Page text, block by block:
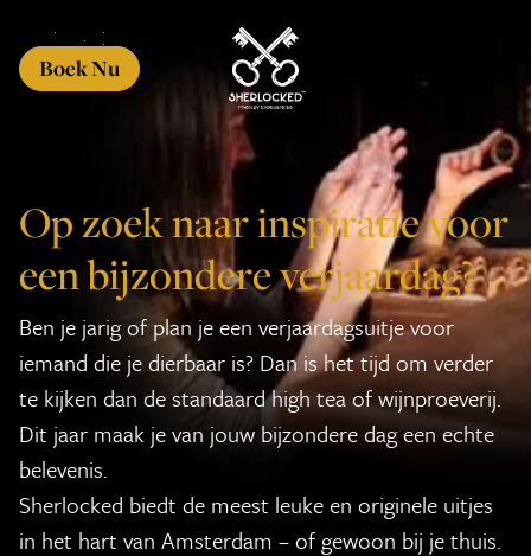
Boek Nu
Op zoek naar inspiratie voor
een bijzondere verjaardag?
Ben je jarig of plan je een verjaardagsuitje voor
iemand die je dierbaar is? Dan is het tijd om verder
te kijken dan de standaard high tea of wijnproeverij.
Dit jaar maak je van jouw bijzondere dag een echte
belevenis.
Sherlocked biedt de meest leuke en originele uitjes
in het hart van Amsterdam – of gewoon bij je thuis.